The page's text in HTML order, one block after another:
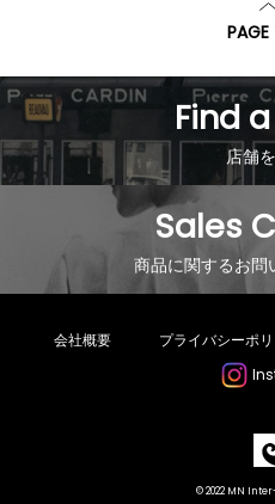
Find
店舗
Sales
商品に関するお問
会社概要 プライバシーポ
© 2022 MN